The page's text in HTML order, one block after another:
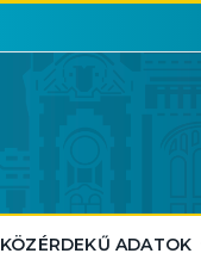
KÖZÉRDEKŰ ADATOK